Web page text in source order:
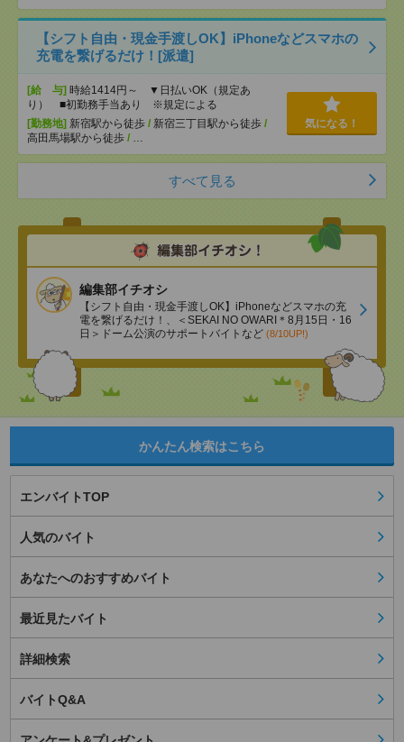
【シフト自由・現金手渡しOK】iPhoneなどスマホの
充電を繋げるだけ！[派遣]
[給 与] 時給1414円～ ▼日払いOK（規定あ
り） ■初勤務手当あり ※規定による
[勤務地] 新宿駅から徒歩 / 新宿三丁目駅から徒歩 /
高田馬場駅から徒歩 / …
気になる！
すべて見る
編集部イチオシ
【シフト自由・現金手渡しOK】iPhoneなどスマホの充
電を繋げるだけ！、＜SEKAI NO OWARI＊8月15日・16
日＞ドーム公演のサポートバイトなど (8/10UP!)
かんたん検索はこちら
エンバイトTOP
人気のバイト
あなたへのおすすめバイト
最近見たバイト
詳細検索
バイトQ&A